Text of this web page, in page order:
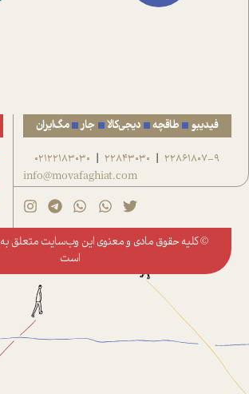
فیدیبو طاقچه دیجی‌کالا جار مگ‌ایران
22861807-9
|
22843030
|
02122183030
info@movafaghiat.com
© کلیه حقوق مادی و معنوی این وب‌سایت متعلق به
است